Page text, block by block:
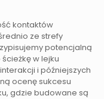
kontaktów
ze strefy
potencjalną
w lejku
i późniejszych
ocenę sukcesu
gdzie budowane są